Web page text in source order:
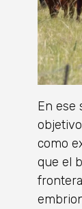
En ese
como
que el